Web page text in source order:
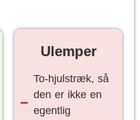
Ulemper
To-hjulstræk, så
den er ikke en
egentlig